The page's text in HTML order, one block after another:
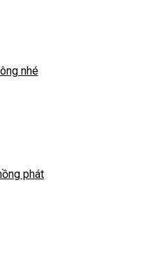
nhé
phát